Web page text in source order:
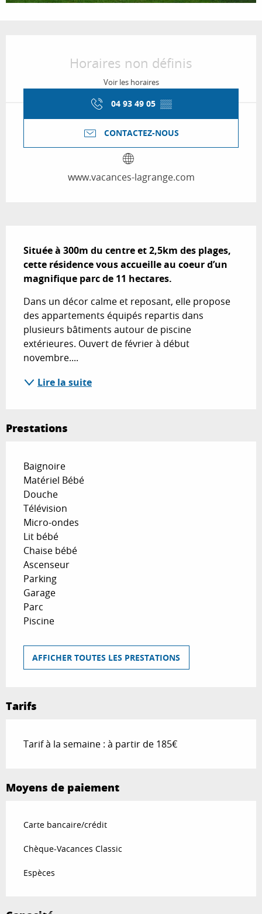
Horaires non définis
Voir les horaires
04 93 49 05 ▒▒
CONTACTEZ-NOUS
www.vacances-lagrange.com
Située à 300m du centre et 2,5km des plages,
cette résidence vous accueille au coeur d’un
magnifique parc de 11 hectares.
Dans un décor calme et reposant, elle propose
des appartements équipés repartis dans
plusieurs bâtiments autour de piscine
extérieures. Ouvert de février à début
novembre....
Lire la suite
Prestations
Baignoire
Matériel Bébé
Douche
Télévision
Micro-ondes
Lit bébé
Chaise bébé
Ascenseur
Parking
Garage
Parc
Piscine
AFFICHER TOUTES LES PRESTATIONS
Tarifs
Tarif à la semaine : à partir de 185€
Moyens de paiement
Carte bancaire/crédit
Chèque-Vacances Classic
Espèces